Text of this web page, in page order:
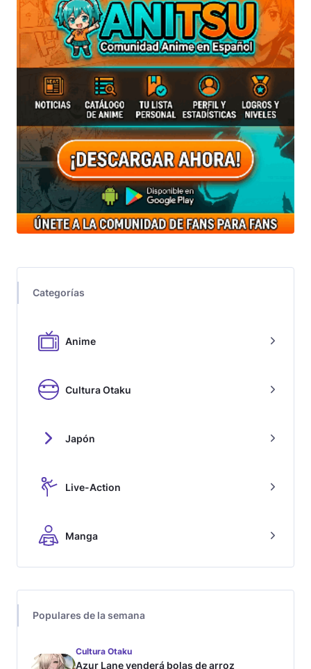
Categorías
Anime
Cultura Otaku
Japón
Live-Action
Manga
Populares de la semana
Cultura Otaku
Azur Lane venderá bolas de arroz